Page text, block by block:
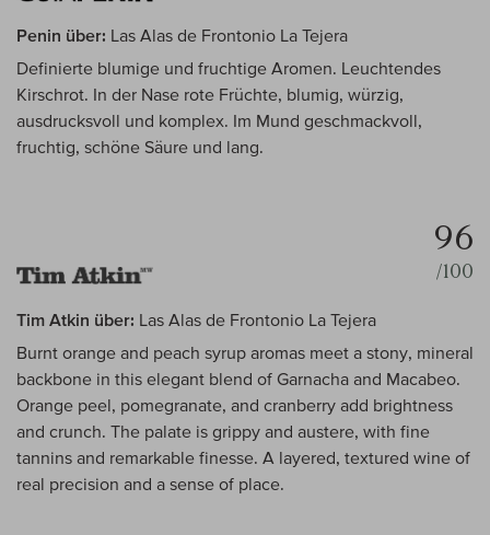
Penin über: Las Alas de Frontonio La Tejera
Definierte blumige und fruchtige Aromen. Leuchtendes
Kirschrot. In der Nase rote Früchte, blumig, würzig,
ausdrucksvoll und komplex. Im Mund geschmackvoll,
fruchtig, schöne Säure und lang.
96
/100
Tim Atkin über: Las Alas de Frontonio La Tejera
Burnt orange and peach syrup aromas meet a stony, mineral
backbone in this elegant blend of Garnacha and Macabeo.
Orange peel, pomegranate, and cranberry add brightness
and crunch. The palate is grippy and austere, with fine
tannins and remarkable finesse. A layered, textured wine of
real precision and a sense of place.